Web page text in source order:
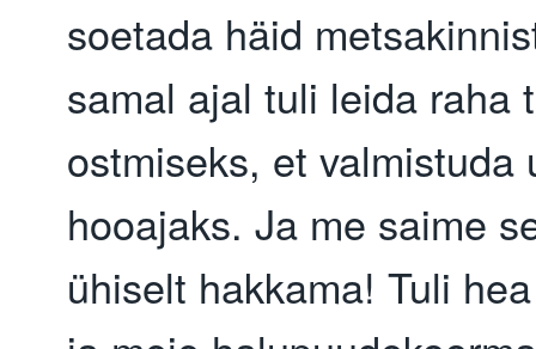
soetada häid
samal ajal tuli leida raha
ostmiseks, et valmistuda
hooajaks. Ja me saime
ühiselt hakkama! Tuli